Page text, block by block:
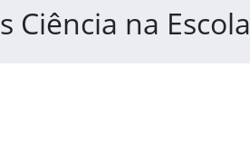
Ciência na Escola